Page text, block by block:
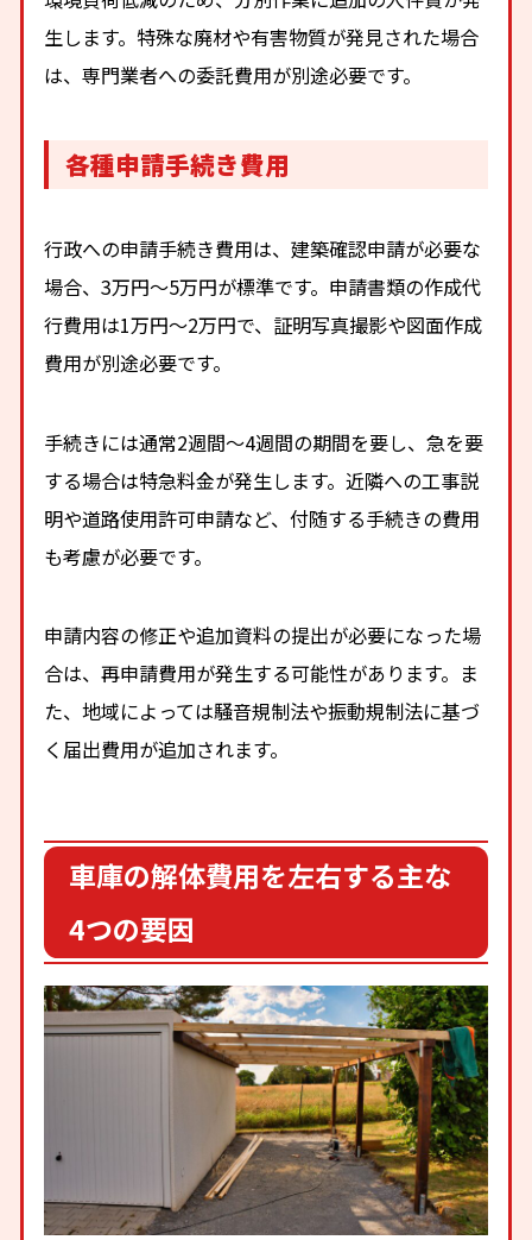
生します。特殊な廃材や有害物質が発見された場合
は、専門業者への委託費用が別途必要です。
各種申請手続き費用
行政への申請手続き費用は、建築確認申請が必要な
場合、3万円〜5万円が標準です。申請書類の作成代
行費用は1万円〜2万円で、証明写真撮影や図面作成
費用が別途必要です。
手続きには通常2週間〜4週間の期間を要し、急を要
する場合は特急料金が発生します。近隣への工事説
明や道路使用許可申請など、付随する手続きの費用
も考慮が必要です。
申請内容の修正や追加資料の提出が必要になった場
合は、再申請費用が発生する可能性があります。ま
た、地域によっては騒音規制法や振動規制法に基づ
く届出費用が追加されます。
車庫の解体費用を左右する主な
4つの要因